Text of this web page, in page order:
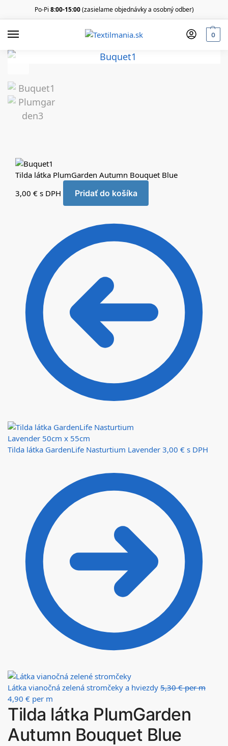
Po-Pi 8:00-15:00(zasielame objednávky a osobný odber)
0
Tilda látka PlumGarden Autumn Bouquet Blue
3,00 € s DPH Pridať do košíka
Tilda látka GardenLife Nasturtium Lavender 3,00 € s DPH
Látka vianočná zelená stromčeky a hviezdy 5,30€per m
4,90 € per m
Tilda látka PlumGarden
Autumn Bouquet Blue